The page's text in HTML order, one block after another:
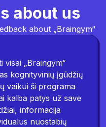
about us
about „Braingym“
„Braingym“
kognityvinių įgūdžių
vaikui ši programa
kalba patys už save
informacija
nuostabių